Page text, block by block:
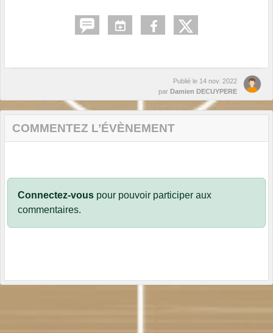
Publié le 14 nov. 2022
par Damien DECUYPERE
COMMENTEZ L’ÉVÈNEMENT
Connectez-vous pour pouvoir participer aux
commentaires.